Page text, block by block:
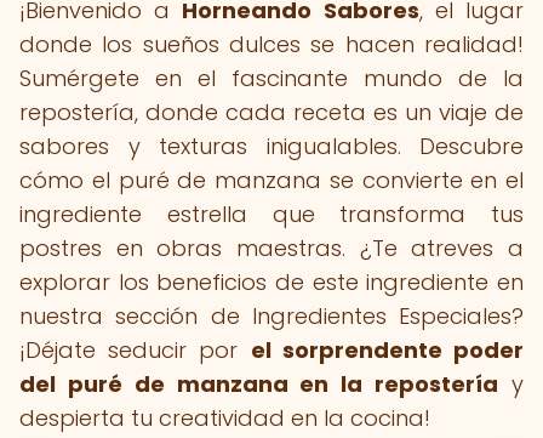
¡Bienvenido a Horneando Sabores, el lugar
donde los sueños dulces se hacen realidad!
Sumérgete en el fascinante mundo de la
repostería, donde cada receta es un viaje de
sabores y texturas inigualables. Descubre
cómo el puré de manzana se convierte en el
ingrediente estrella que transforma tus
postres en obras maestras. ¿Te atreves a
explorar los beneficios de este ingrediente en
nuestra sección de Ingredientes Especiales?
¡Déjate seducir por el sorprendente poder
del puré de manzana en la repostería y
despierta tu creatividad en la cocina!